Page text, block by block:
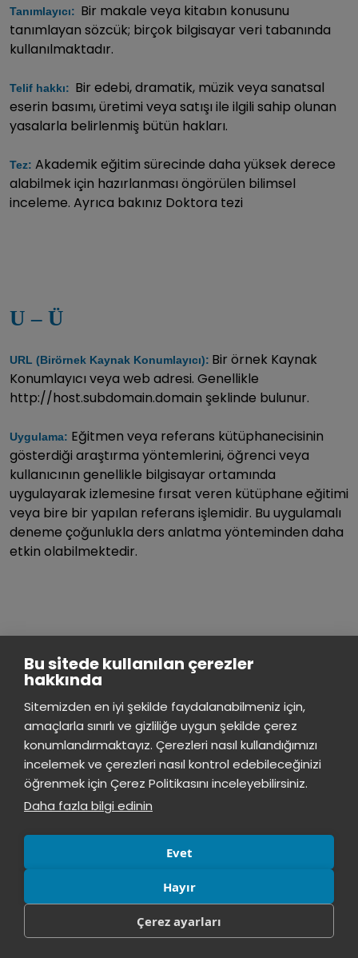
Bu sitede kullanılan çerezler
hakkında
Sitemizden en iyi şekilde faydalanabilmeniz için,
amaçlarla sınırlı ve gizliliğe uygun şekilde çerez
konumlandırmaktayız. Çerezleri nasıl kullandığımızı
incelemek ve çerezleri nasıl kontrol edebileceğinizi
öğrenmek için Çerez Politikasını inceleyebilirsiniz.
Daha fazla bilgi edinin
Evet
Hayır
Çerez ayarları
Tanımlayıcı: Bir makale veya kitabın konusunu
tanımlayan sözcük; birçok bilgisayar veri tabanında
kullanılmaktadır.
Telif hakkı: Bir edebi, dramatik, müzik veya sanatsal
eserin basımı, üretimi veya satışı ile ilgili sahip olunan
yasalarla belirlenmiş bütün hakları.
Tez: Akademik eğitim sürecinde daha yüksek derece
alabilmek için hazırlanması öngörülen bilimsel
inceleme. Ayrıca bakınız Doktora tezi
U – Ü
URL (Birörnek Kaynak Konumlayıcı): Bir örnek Kaynak
Konumlayıcı veya web adresi. Genellikle
http://host.subdomain.domain şeklinde bulunur.
Uygulama: Eğitmen veya referans kütüphanecisinin
gösterdiği araştırma yöntemlerini, öğrenci veya
kullanıcının genellikle bilgisayar ortamında
uygulayarak izlemesine fırsat veren kütüphane eğitimi
veya bire bir yapılan referans işlemidir. Bu uygulamalı
deneme çoğunlukla ders anlatma yönteminden daha
etkin olabilmektedir.
V
Veritabanı:Çeşitli amaçlar için düzenlemeler yaparak
farklı yollarla erişilebilen bilgisayar sisteminde
kaydolmuş bilgi birikimi.
W
Web sitesi:Bir web sunucusuna yüklenmiş bir grup
birbirine bağlı web sayfasıdır ve tarama yazılımı olan
internet kullanıcıları tarafından günün 24 saati